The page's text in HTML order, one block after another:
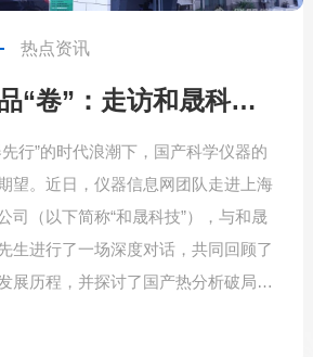
热点资讯
不与低端竞品“卷”：走访和晟科技，探寻国产热分析如何行稳致远
行”的时代浪潮下，国产科学仪器的
望。近日，仪器信息网团队走进上海
司（以下简称“和晟科技”），与和晟
生进行了一场深度对话，共同回顾了
展历程，并探讨了国产热分析破局之